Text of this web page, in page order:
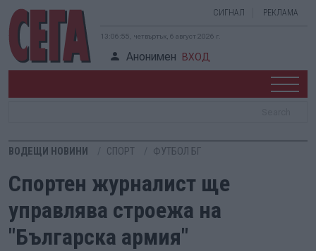
СИГНАЛ РЕКЛАМА
13:06:56, четвъртък, 6 август 2026 г.
Анонимен ВХОД
ВОДЕЩИ НОВИНИ СПОРТ ФУТБОЛ БГ
Спортен журналист ще
управлява строежа на
"Българска армия"